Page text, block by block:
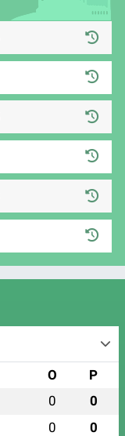
O P
0 0
0 0